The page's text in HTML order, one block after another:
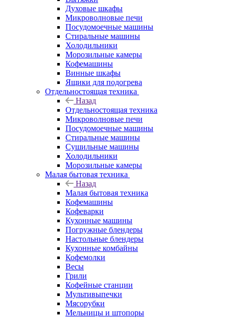
Духовые шкафы
Микроволновые печи
Посудомоечные машины
Стиральные машины
Холодильники
Морозильные камеры
Кофемашины
Винные шкафы
Ящики для подогрева
Отдельностоящая техника
Назад
Отдельностоящая техника
Микроволновые печи
Посудомоечные машины
Стиральные машины
Сушильные машины
Холодильники
Морозильные камеры
Малая бытовая техника
Назад
Малая бытовая техника
Кофемашины
Кофеварки
Кухонные машины
Погружные блендеры
Настольные блендеры
Кухонные комбайны
Кофемолки
Весы
Грили
Кофейные станции
Мультивыпечки
Мясорубки
Мельницы и штопоры